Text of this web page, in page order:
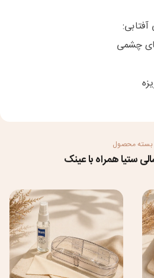
چشمی
بسته محصول
ستیا همراه با عینک